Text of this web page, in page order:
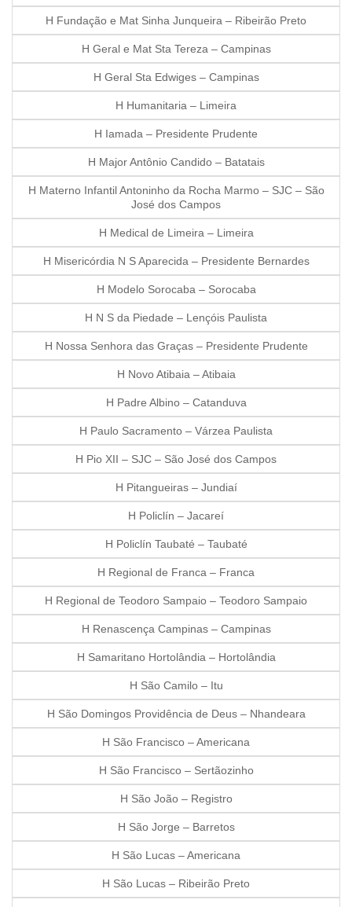
H Fundação e Mat Sinha Junqueira – Ribeirão Preto
H Geral e Mat Sta Tereza – Campinas
H Geral Sta Edwiges – Campinas
H Humanitaria – Limeira
H Iamada – Presidente Prudente
H Major Antônio Candido – Batatais
H Materno Infantil Antoninho da Rocha Marmo – SJC – São
José dos Campos
H Medical de Limeira – Limeira
H Misericórdia N S Aparecida – Presidente Bernardes
H Modelo Sorocaba – Sorocaba
H N S da Piedade – Lençóis Paulista
H Nossa Senhora das Graças – Presidente Prudente
H Novo Atibaia – Atibaia
H Padre Albino – Catanduva
H Paulo Sacramento – Várzea Paulista
H Pio XII – SJC – São José dos Campos
H Pitangueiras – Jundiaí
H Policlín – Jacareí
H Policlín Taubaté – Taubaté
H Regional de Franca – Franca
H Regional de Teodoro Sampaio – Teodoro Sampaio
H Renascença Campinas – Campinas
H Samaritano Hortolândia – Hortolândia
H São Camilo – Itu
H São Domingos Providência de Deus – Nhandeara
H São Francisco – Americana
H São Francisco – Sertãozinho
H São João – Registro
H São Jorge – Barretos
H São Lucas – Americana
H São Lucas – Ribeirão Preto